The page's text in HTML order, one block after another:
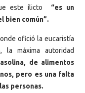
este ílicto
“es un
bien común”.
ofició la eucaristía
máxima autoridad
de alimentos
pero es una falta
personas.